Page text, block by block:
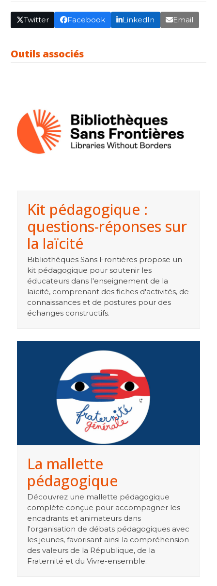
Twitter Facebook LinkedIn Email
Outils associés
Kit pédagogique :
questions-réponses sur
la laïcité
Bibliothèques Sans Frontières propose un
kit pédagogique pour soutenir les
éducateurs dans l'enseignement de la
laïcité, comprenant des fiches d'activités, de
connaissances et de postures pour des
échanges constructifs.
La mallette
pédagogique
Découvrez une mallette pédagogique
complète conçue pour accompagner les
encadrants et animateurs dans
l'organisation de débats pédagogiques avec
les jeunes, favorisant ainsi la compréhension
des valeurs de la République, de la
Fraternité et du Vivre-ensemble.